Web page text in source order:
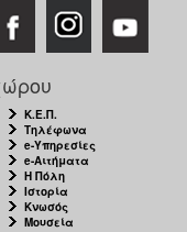
Κ.Ε.Π.
Τηλέφωνα
e-Υπηρεσίες
e-Αιτήματα
Η Πόλη
Ιστορία
Κνωσός
Μουσεία